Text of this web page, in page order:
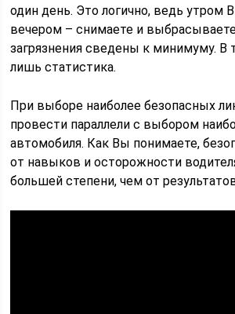
один день. Это логично, ведь утром
вечером – снимаете и
загрязнения сведены к минимуму. В
лишь статистика.
При выборе наиболее безопасных
провести параллели с выбором
автомобиля. Как Вы понимаете,
от навыков и осторожности
большей степени, чем от